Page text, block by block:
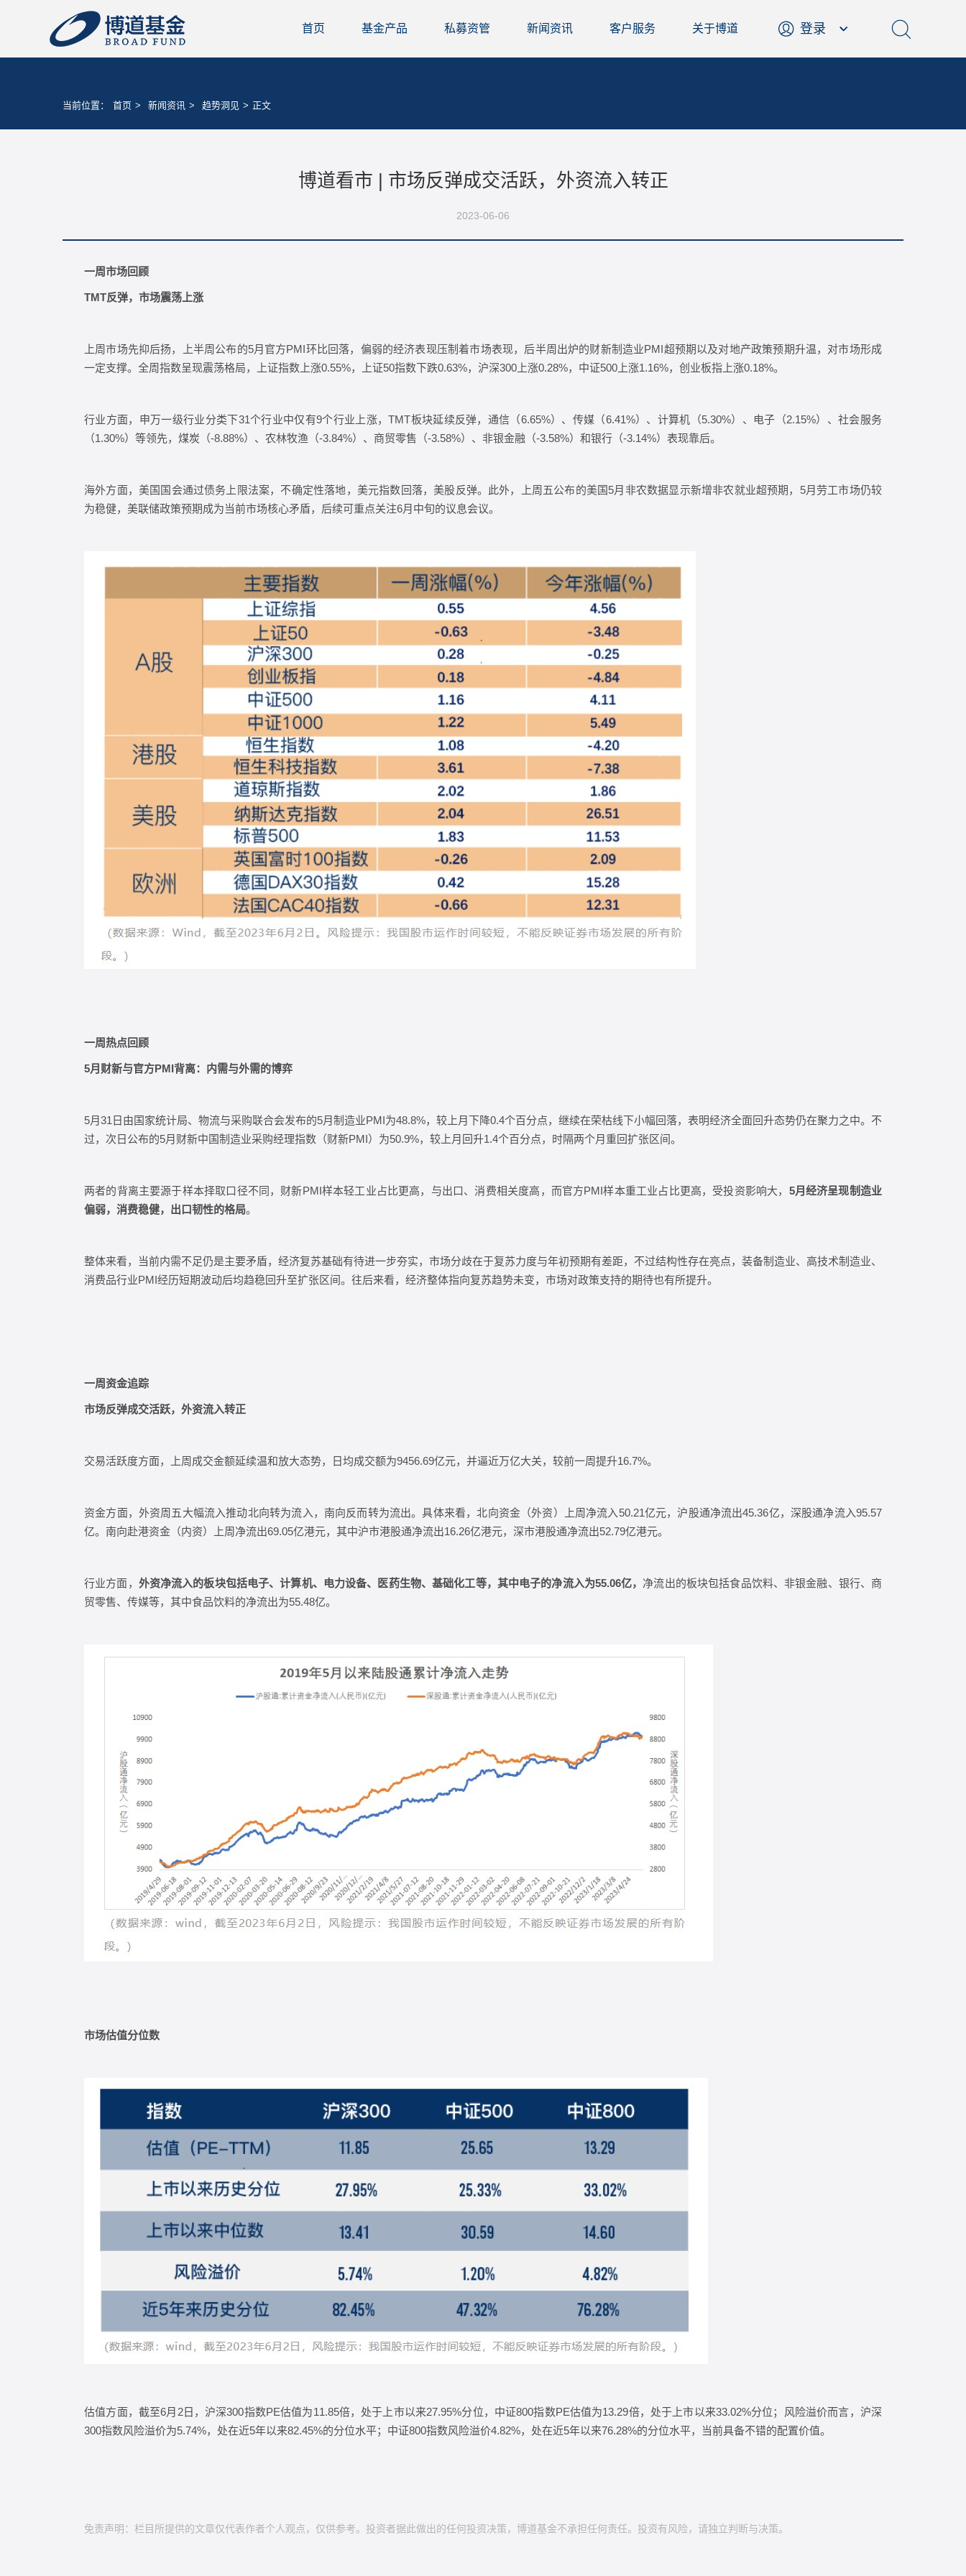
首页 基金产品 私募资管 新闻资讯 客户服务 关于博道 登录
当前位置： 首页 > 新闻资讯 > 趋势洞见 > 正文
博道看市 | 市场反弹成交活跃，外资流入转正
2023-06-06
一周市场回顾
TMT反弹，市场震荡上涨
上周市场先抑后扬，上半周公布的5月官方PMI环比回落，偏弱的经济表现压制着市场表现，后半周出炉的财新制造业PMI超预期以及对地产政策预期升温，对市场形成
一定支撑。全周指数呈现震荡格局，上证指数上涨0.55%，上证50指数下跌0.63%，沪深300上涨0.28%，中证500上涨1.16%，创业板指上涨0.18%。
行业方面，申万一级行业分类下31个行业中仅有9个行业上涨，TMT板块延续反弹，通信（6.65%）、传媒（6.41%）、计算机（5.30%）、电子（2.15%）、社会服务
（1.30%）等领先，煤炭（-8.88%）、农林牧渔（-3.84%）、商贸零售（-3.58%）、非银金融（-3.58%）和银行（-3.14%）表现靠后。
海外方面，美国国会通过债务上限法案，不确定性落地，美元指数回落，美股反弹。此外，上周五公布的美国5月非农数据显示新增非农就业超预期，5月劳工市场仍较
为稳健，美联储政策预期成为当前市场核心矛盾，后续可重点关注6月中旬的议息会议。
一周热点回顾
5月财新与官方PMI背离：内需与外需的博弈
5月31日由国家统计局、物流与采购联合会发布的5月制造业PMI为48.8%，较上月下降0.4个百分点，继续在荣枯线下小幅回落，表明经济全面回升态势仍在聚力之中。不
过，次日公布的5月财新中国制造业采购经理指数（财新PMI）为50.9%，较上月回升1.4个百分点，时隔两个月重回扩张区间。
两者的背离主要源于样本择取口径不同，财新PMI样本轻工业占比更高，与出口、消费相关度高，而官方PMI样本重工业占比更高，受投资影响大， 5月经济呈现制造业
偏弱，消费稳健，出口韧性的格局。
整体来看，当前内需不足仍是主要矛盾，经济复苏基础有待进一步夯实，市场分歧在于复苏力度与年初预期有差距，不过结构性存在亮点，装备制造业、高技术制造业、
消费品行业PMI经历短期波动后均趋稳回升至扩张区间。往后来看，经济整体指向复苏趋势未变，市场对政策支持的期待也有所提升。
一周资金追踪
市场反弹成交活跃，外资流入转正
交易活跃度方面，上周成交金额延续温和放大态势，日均成交额为9456.69亿元，并逼近万亿大关，较前一周提升16.7%。
资金方面，外资周五大幅流入推动北向转为流入，南向反而转为流出。具体来看，北向资金（外资）上周净流入50.21亿元，沪股通净流出45.36亿，深股通净流入95.57
亿。南向赴港资金（内资）上周净流出69.05亿港元，其中沪市港股通净流出16.26亿港元，深市港股通净流出52.79亿港元。
行业方面， 外资净流入的板块包括电子、计算机、电力设备、医药生物、基础化工等，其中电子的净流入为55.06亿， 净流出的板块包括食品饮料、非银金融、银行、商
贸零售、传媒等，其中食品饮料的净流出为55.48亿。
市场估值分位数
估值方面，截至6月2日，沪深300指数PE估值为11.85倍，处于上市以来27.95%分位，中证800指数PE估值为13.29倍，处于上市以来33.02%分位；风险溢价而言，沪深
300指数风险溢价为5.74%，处在近5年以来82.45%的分位水平；中证800指数风险溢价4.82%，处在近5年以来76.28%的分位水平，当前具备不错的配置价值。
免责声明：栏目所提供的文章仅代表作者个人观点，仅供参考。投资者据此做出的任何投资决策，博道基金不承担任何责任。投资有风险，请独立判断与决策。